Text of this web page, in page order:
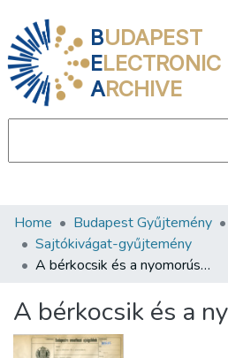
BUDAPEST
ELECTRONIC
ARCHIVE
Communities & Collections
All of DSpace
About us
Home Budapest Gyűjtemény
Sajtókivágat-gyűjtemény
A bérkocsik és a nyomorúságok
A bérkocsik és a